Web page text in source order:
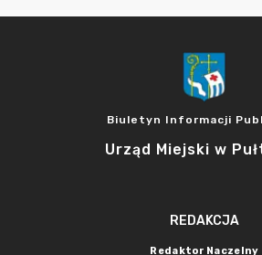
Biuletyn Informacji
Urząd Miejski w
REDAKCJA
Redaktor Naczelny